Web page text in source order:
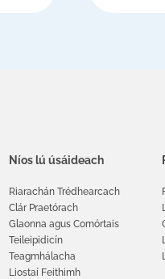
Níos lú úsáideach
Riarachán Trédhearcach
Clár Praetórach
Glaonna agus Comórtais
Teileipidicín
Teagmhálacha
Liostaí Feithimh